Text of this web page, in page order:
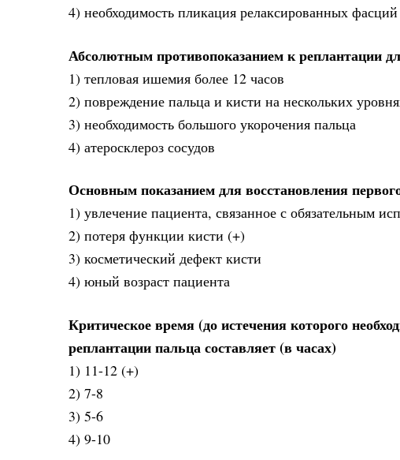
4) необходимость пликация релаксированных
Абсолютным противопоказанием к реплантации
1) тепловая ишемия более 12 часов
2) повреждение пальца и кисти на нескольких
3) необходимость большого укорочения пальца
4) атеросклероз сосудов
Основным показанием для восстановления
1) увлечение пациента, связанное с обязательным
2) потеря функции кисти (+)
3) косметический дефект кисти
4) юный возраст пациента
Критическое время (до истечения которого
реплантации пальца составляет (в часах)
1) 11-12 (+)
2) 7-8
3) 5-6
4) 9-10